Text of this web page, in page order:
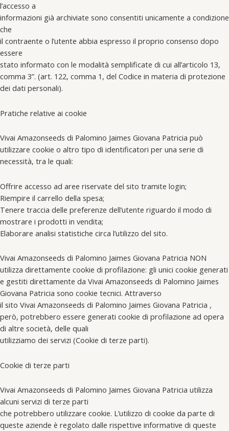
l’accesso a
informazioni già archiviate sono consentiti unicamente a condizione
che
il contraente o l’utente abbia espresso il proprio consenso dopo
essere
stato informato con le modalità semplificate di cui all’articolo 13,
comma 3”. (art. 122, comma 1, del Codice in materia di protezione
dei dati personali).
Pratiche relative ai cookie
Vivai Amazonseeds di Palomino Jaimes Giovana Patricia può
utilizzare cookie o altro tipo di identificatori per una serie di
necessità, tra le quali:
Offrire accesso ad aree riservate del sito tramite login;
Riempire il carrello della spesa;
Tenere traccia delle preferenze dell’utente riguardo il modo di
mostrare i prodotti in vendita;
Elaborare analisi statistiche circa l’utilizzo del sito.
Vivai Amazonseeds di Palomino Jaimes Giovana Patricia NON
utilizza direttamente cookie di profilazione: gli unici cookie generati
e gestiti direttamente da Vivai Amazonseeds di Palomino Jaimes
Giovana Patricia sono cookie tecnici. Attraverso
il sito Vivai Amazonseeds di Palomino Jaimes Giovana Patricia ,
però, potrebbero essere generati cookie di profilazione ad opera
di altre società, delle quali
utilizziamo dei servizi (Cookie di terze parti).
Cookie di terze parti
Vivai Amazonseeds di Palomino Jaimes Giovana Patricia utilizza
alcuni servizi di terze parti
che potrebbero utilizzare cookie. L’utilizzo di cookie da parte di
queste aziende è regolato dalle rispettive informative di queste